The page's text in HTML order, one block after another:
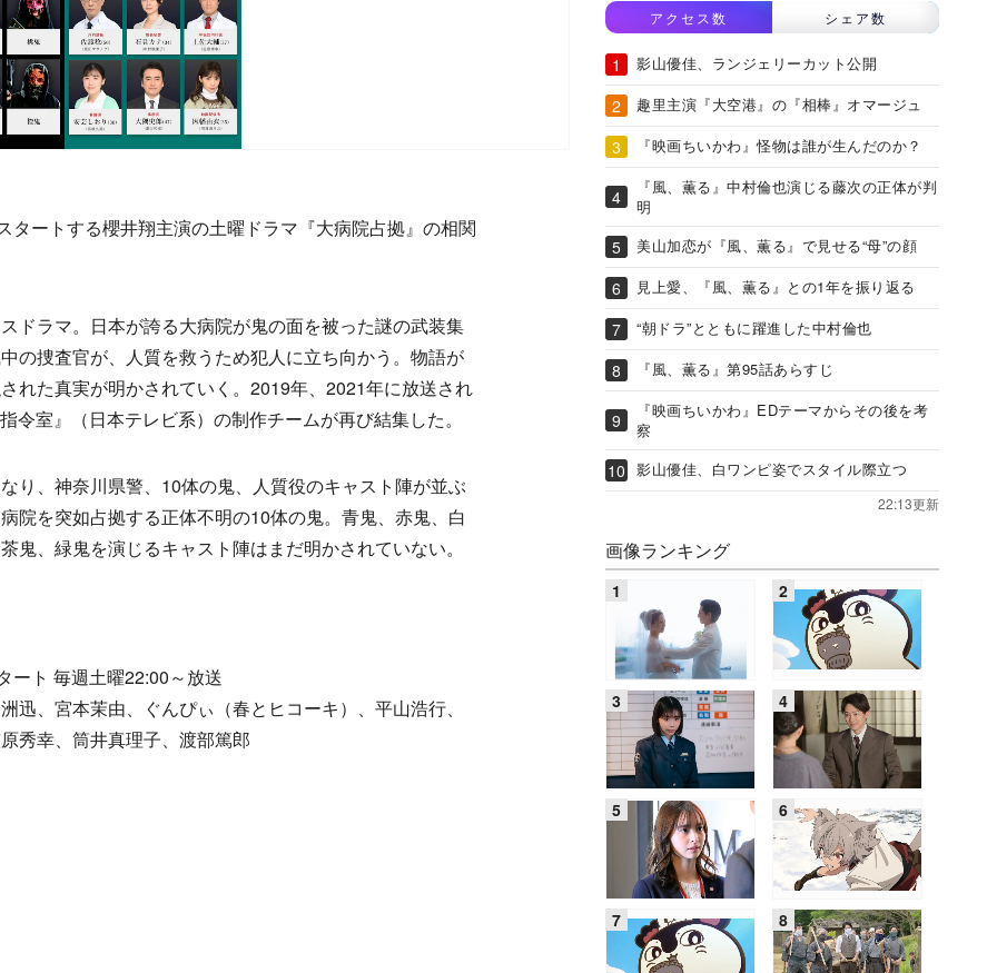
ートする櫻井翔主演の土曜ドラマ『大病院占拠』の相関
ラマ。日本が誇る大病院が鬼の面を被った謎の武装集
の捜査官が、人質を救うため犯人に立ち向かう。物語が
れた真実が明かされていく。2019年、2021年に放送され
令室』（日本テレビ系）の制作チームが再び結集した。
、神奈川県警、10体の鬼、人質役のキャスト陣が並ぶ
院を突如占拠する正体不明の10体の鬼。青鬼、赤鬼、白
鬼、緑鬼を演じるキャスト陣はまだ明かされていない。
ート 毎週土曜22:00～放送
迅、宮本茉由、ぐんぴぃ（春とヒコーキ）、平山浩行、
秀幸、筒井真理子、渡部篤郎
アクセス数 シェア数
影山優佳、ランジェリーカット公開
趣里主演『大空港』の『相棒』オマージュ
『映画ちいかわ』怪物は誰が生んだのか？
『風、薫る』中村倫也演じる藤次の正体が判
明
美山加恋が『風、薫る』で見せる“母”の顔
見上愛、『風、薫る』との1年を振り返る
“朝ドラ”とともに躍進した中村倫也
『風、薫る』第95話あらすじ
『映画ちいかわ』EDテーマからその後を考
察
影山優佳、白ワンピ姿でスタイル際立つ
22:13更新
画像ランキング